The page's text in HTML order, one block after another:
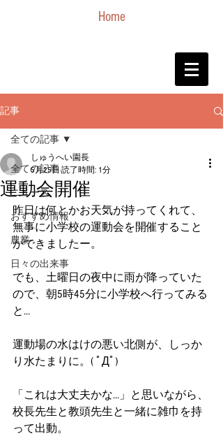
Home
記事
全ての記事
ニュース
おすすめ情報
農業
日々の出来事
全ての記事
運動会開催
しゅうへい園長
5月25日 読了時間: 1分
昨日は何とかお天気が持ってくれて、
無事に小学校の運動会を開催すること
ができましたー。
でも、土曜日の夜中に雨が降っていた
ので、朝5時45分に小学校へ行ってみる
と…
運動場の水はけの悪い北側が、しっか
り水たまりに。( ﾟДﾟ)
「これは大丈夫かな…」と思いながら、
校長先生と教頭先生と一緒に雑巾を持
って出動。